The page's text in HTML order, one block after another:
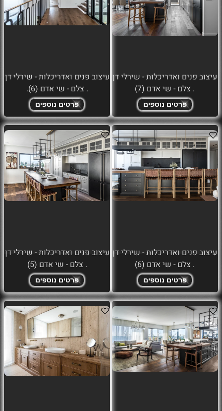
עיצוב פנים ואדריכלות - שירלי דן
. צלם - שי אדם (7)
פרטים נוספים
עיצוב פנים ואדריכלות - שירלי דן
. צלם - שי אדם (6).
פרטים נוספים
עיצוב פנים ואדריכלות - שירלי דן
. צלם - שי אדם (6)
פרטים נוספים
עיצוב פנים ואדריכלות - שירלי דן
. צלם - שי אדם (5)
פרטים נוספים